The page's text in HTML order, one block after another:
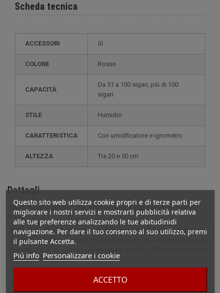
Questo sito web utilizza cookie propri e di terze parti per
migliorare i nostri servizi e mostrarti pubblicità relativa
alle tue preferenze analizzando le tue abitudinidi
navigazione. Per dare il tuo consenso al suo utilizzo, premi
il pulsante Accetta.
Piú info Personalizzare i cookie
ACCETTO
Scheda tecnica
ACCESSORI Sì
COLORE Rosso
CAPACITÀ
da 51 a 100 sigari, più di 100
sigari
STILE humidor
CARATTERISTICA con umidificatore e igrometro
ALTEZZA tra 20 e 50 cm
Dettagli
Descrizione completa per Pinel e Pinel Cigar Cellar, sicomoro
rosso
Mobile per sigari di lusso firmato dalla casa francese Pinet et Pinel, qui
in versione sicomoro rosso. Ha un'apertura a scatola che si apre su tre
delle loro dimensioni.